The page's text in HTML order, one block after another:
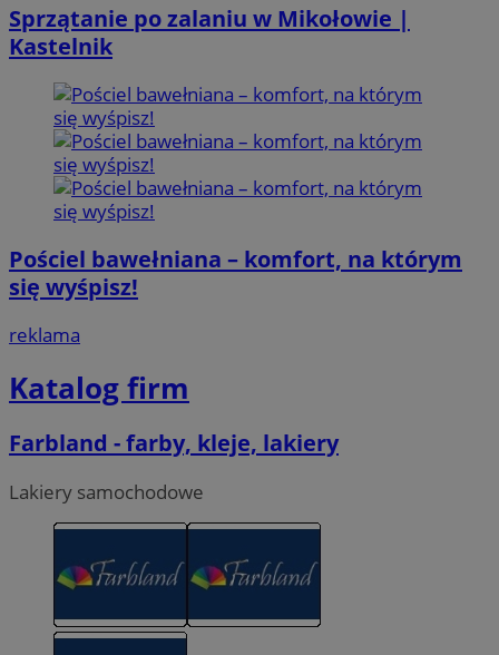
Sprzątanie po zalaniu w Mikołowie |
Kastelnik
Pościel bawełniana – komfort, na którym
się wyśpisz!
reklama
Katalog firm
Farbland - farby, kleje, lakiery
Lakiery samochodowe